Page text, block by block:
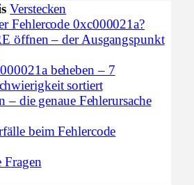
Verstecken
Fehlercode 0xc000021a?
öffnen – der Ausgangspunkt
beheben – 7
sortiert
– die genaue Fehlerursache
beim Fehlercode
Fragen